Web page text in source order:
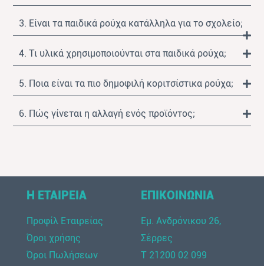
3. Είναι τα παιδικά ρούχα κατάλληλα για το σχολείο;
4. Τι υλικά χρησιμοποιούνται στα παιδικά ρούχα;
5. Ποια είναι τα πιο δημοφιλή κοριτσίστικα ρούχα;
6. Πώς γίνεται η αλλαγή ενός προϊόντος;
Η ΕΤΑΙΡΕΙΑ
Προφίλ Εταιρείας
Όροι χρήσης
Όροι Πωλήσεων
ΕΠΙΚΟΙΝΩΝΙΑ
Εμ. Ανδρόνικου 26,
Σέρρες
Τ 21200 02 099